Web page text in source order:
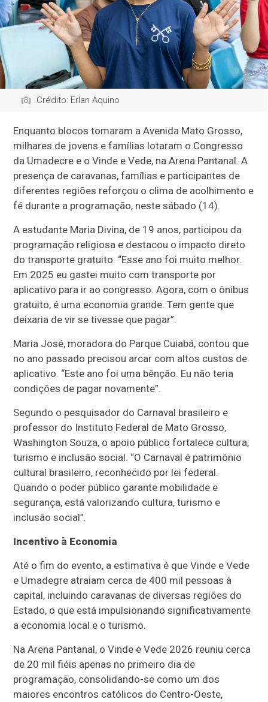
Crédito: Erlan Aquino
Enquanto blocos tomaram a Avenida Mato Grosso,
milhares de jovens e famílias lotaram o Congresso
da Umadecre e o Vinde e Vede, na Arena Pantanal. A
presença de caravanas, famílias e participantes de
diferentes regiões reforçou o clima de acolhimento e
fé durante a programação, neste sábado (14).
A estudante Maria Divina, de 19 anos, participou da
programação religiosa e destacou o impacto direto
do transporte gratuito. “Esse ano foi muito melhor.
Em 2025 eu gastei muito com transporte por
aplicativo para ir ao congresso. Agora, com o ônibus
gratuito, é uma economia grande. Tem gente que
deixaria de vir se tivesse que pagar”.
Maria José, moradora do Parque Cuiabá, contou que
no ano passado precisou arcar com altos custos de
aplicativo. “Este ano foi uma bênção. Eu não teria
condições de pagar novamente”.
Segundo o pesquisador do Carnaval brasileiro e
professor do Instituto Federal de Mato Grosso,
Washington Souza, o apoio público fortalece cultura,
turismo e inclusão social. “O Carnaval é patrimônio
cultural brasileiro, reconhecido por lei federal.
Quando o poder público garante mobilidade e
segurança, está valorizando cultura, turismo e
inclusão social”.
Incentivo à Economia
Até o fim do evento, a estimativa é que Vinde e Vede
e Umadegre atraiam cerca de 400 mil pessoas à
capital, incluindo caravanas de diversas regiões do
Estado, o que está impulsionando significativamente
a economia local e o turismo.
Na Arena Pantanal, o Vinde e Vede 2026 reuniu cerca
de 20 mil fiéis apenas no primeiro dia de
programação, consolidando-se como um dos
maiores encontros católicos do Centro-Oeste,